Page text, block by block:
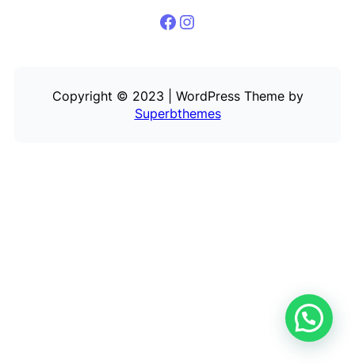
Facebook Instagram
Copyright © 2023 | WordPress Theme by
Superbthemes